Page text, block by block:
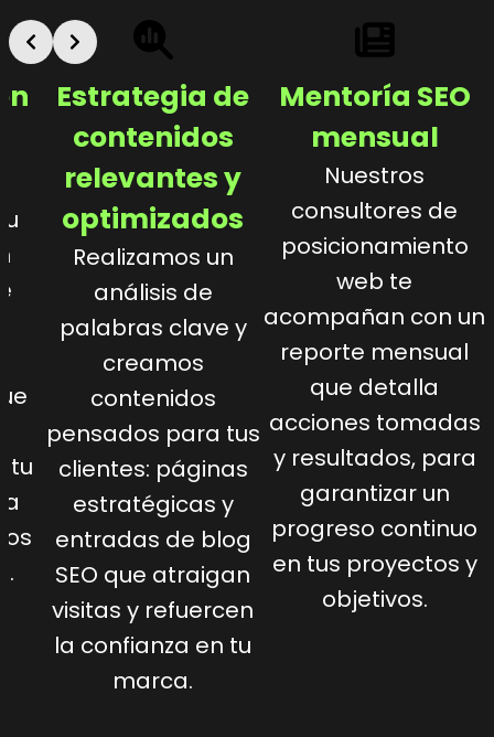
tu
Estrategia de
contenidos
relevantes y
optimizados
Realizamos un
análisis de
palabras clave y
creamos
contenidos
pensados para tus
clientes: páginas
estratégicas y
entradas de blog
SEO que atraigan
visitas y refuercen
la confianza en tu
marca.
Mentoría SEO
mensual
Nuestros
consultores de
posicionamiento
web te
acompañan con un
reporte mensual
que detalla
acciones tomadas
y resultados, para
garantizar un
progreso continuo
en tus proyectos y
objetivos.